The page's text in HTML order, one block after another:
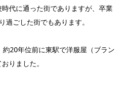
代に通った街でありますが、卒業
過ごした街でもあります。
20年位前に東駅で洋服屋（ブラン
りました。